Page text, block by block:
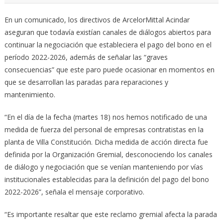
En un comunicado, los directivos de ArcelorMittal Acindar
aseguran que todavía existían canales de diálogos abiertos para
continuar la negociación que estableciera el pago del bono en el
período 2022-2026, además de señalar las “graves
consecuencias” que este paro puede ocasionar en momentos en
que se desarrollan las paradas para reparaciones y
mantenimiento.
“En el día de la fecha (martes 18) nos hemos notificado de una
medida de fuerza del personal de empresas contratistas en la
planta de Villa Constitución. Dicha medida de acción directa fue
definida por la Organización Gremial, desconociendo los canales
de diálogo y negociación que se venían manteniendo por vías
institucionales establecidas para la definición del pago del bono
2022-2026”, señala el mensaje corporativo.
“Es importante resaltar que este reclamo gremial afecta la parada